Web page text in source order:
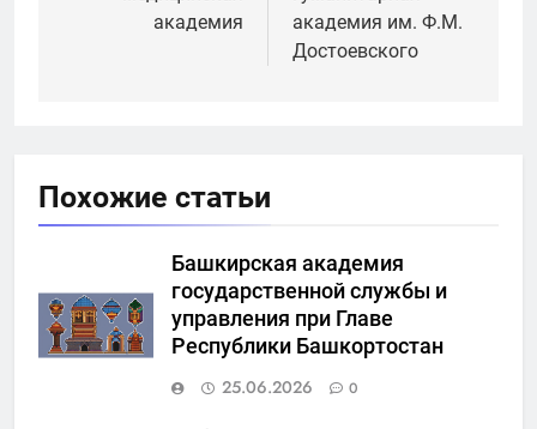
академия
академия им. Ф.М.
Достоевского
Похожие статьи
Башкирская академия
государственной службы и
управления при Главе
Республики Башкортостан
25.06.2026
0